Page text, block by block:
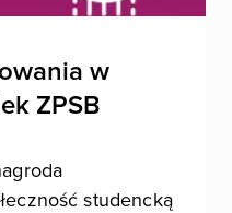
w
ZPSB
studencką